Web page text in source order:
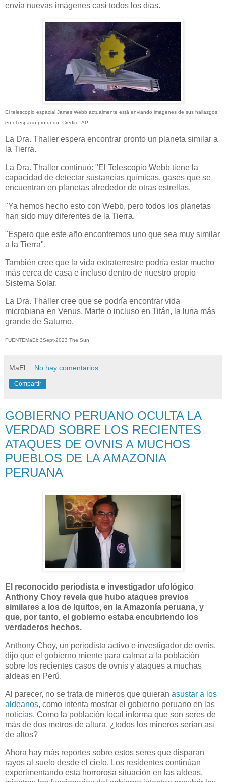
envía nuevas imágenes casi todos los días.
El telescopio espacial James Webb actualmente está enviando imágenes de sus hallazgos
en el espacio profundo. Crédito: AP
La Dra. Thaller espera encontrar pronto un planeta similar a
la Tierra.
La Dra. Thaller continuó: "El Telescopio Webb tiene la
capacidad de detectar sustancias químicas, gases que se
encuentran en planetas alrededor de otras estrellas.
"Ya hemos hecho esto con Webb, pero todos los planetas
han sido muy diferentes de la Tierra.
"Espero que este año encontremos uno que sea muy similar
a la Tierra".
También cree que la vida extraterrestre podría estar mucho
más cerca de casa e incluso dentro de nuestro propio
Sistema Solar.
La Dra. Thaller cree que se podría encontrar vida
microbiana en Venus, Marte o incluso en Titán, la luna más
grande de Saturno.
FUENTEMaEl: 3Sept-2023 The Sun
MaEl No hay comentarios:
Compartir
GOBIERNO PERUANO OCULTA LA
VERDAD SOBRE LOS RECIENTES
ATAQUES DE OVNIS A MUCHOS
PUEBLOS DE LA AMAZONIA
PERUANA
El reconocido periodista e investigador ufológico
Anthony Choy revela que hubo ataques previos
similares a los de Iquitos, en la Amazonía peruana, y
que, por tanto, el gobierno estaba encubriendo los
verdaderos hechos.
Anthony Choy, un periodista activo e investigador de ovnis,
dijo que el gobierno miente para calmar a la población
sobre los recientes casos de ovnis y ataques a muchas
aldeas en Perú.
Al parecer, no se trata de mineros que quieran asustar a los
aldeanos, como intenta mostrar el gobierno peruano en las
noticias. Como la población local informa que son seres de
más de dos metros de altura, ¿todos los mineros serían así
de altos?
Ahora hay más reportes sobre estos seres que disparan
rayos al suelo desde el cielo. Los residentes continúan
experimentando esta horrorosa situación en las aldeas,